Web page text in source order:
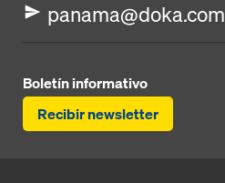
panama@doka.com
Boletín informativo
Recibir newsletter